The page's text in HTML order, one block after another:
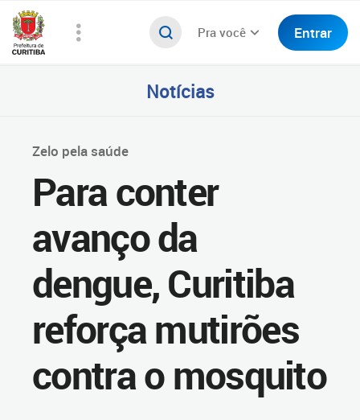
Pra você Entrar
Notícias
Zelo pela saúde
Para conter
avanço da
dengue, Curitiba
reforça mutirões
contra o mosquito